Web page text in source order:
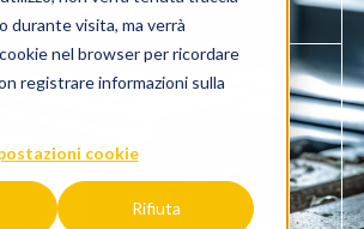
durante visita, ma verrà
nel browser per ricordare
registrare informazioni sulla
cookie
Rifiuta